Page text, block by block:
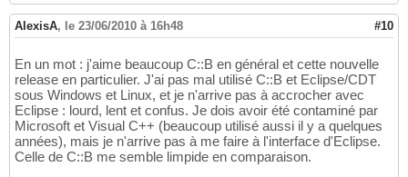
AlexisA, le 23/06/2010 à 16h48 #10
En un mot : j'aime beaucoup C::B en général et cette nouvelle
release en particulier. J'ai pas mal utilisé C::B et Eclipse/CDT
sous Windows et Linux, et je n'arrive pas à accrocher avec
Eclipse : lourd, lent et confus. Je dois avoir été contaminé par
Microsoft et Visual C++ (beaucoup utilisé aussi il y a quelques
années), mais je n'arrive pas à me faire à l'interface d'Eclipse.
Celle de C::B me semble limpide en comparaison.